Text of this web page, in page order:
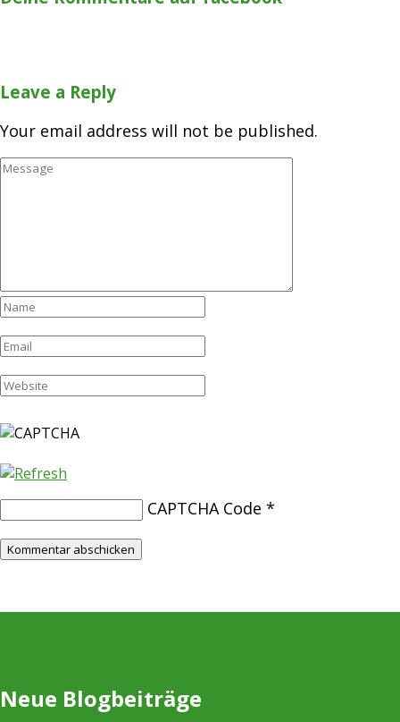
Leave a Reply
Your email address will not be published.
CAPTCHA Code *
Neue Blogbeiträge